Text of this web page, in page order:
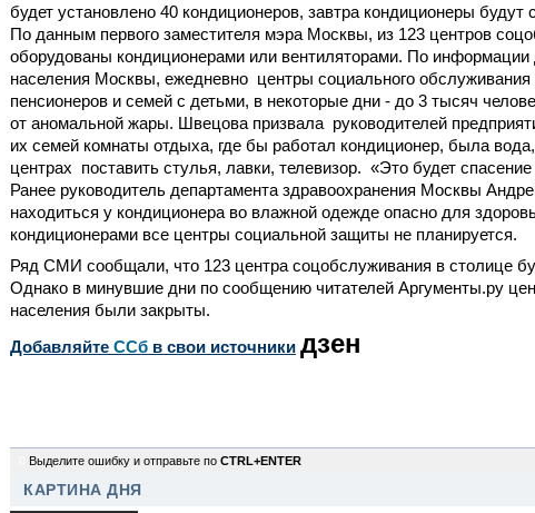
будет установлено 40 кондиционеров, завтра кондиционеры
По данным первого заместителя мэра Москвы, из 123 центров
оборудованы кондиционерами или вентиляторами. По
населения Москвы, ежедневно центры социального
пенсионеров и семей с детьми, в некоторые дни - до 3 тысяч
от аномальной жары. Швецова призвала руководителей
их семей комнаты отдыха, где бы работал кондиционер, была
центрах поставить стулья, лавки, телевизор. «Это будет
Ранее руководитель департамента здравоохранения Москвы
находиться у кондиционера во влажной одежде опасно для
кондиционерами все центры социальной защиты не планируется.
Ряд СМИ сообщали, что 123 центра соцобслуживания в столице
Однако в минувшие дни по сообщению читателей Аргументы.ру
населения были закрыты.
Добавляйте CСб в свои источники дзен
Выделите ошибку и отправьте по CTRL+ENTER
КАРТИНА ДНЯ